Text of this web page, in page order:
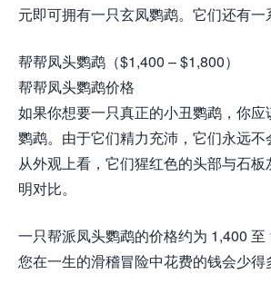
元即可拥有一只玄凤鹦鹉。它们还有一
帮帮凤头鹦鹉（$1,400 – $1,800）
帮帮凤头鹦鹉价格
如果你想要一只真正的小丑鹦鹉，你
鹦鹉。由于它们精力充沛，它们永远不
从外观上看，它们猩红色的头部与石
明对比。
一只帮派凤头鹦鹉的价格约为 1,400
您在一生的滑稽冒险中花费的钱会少得